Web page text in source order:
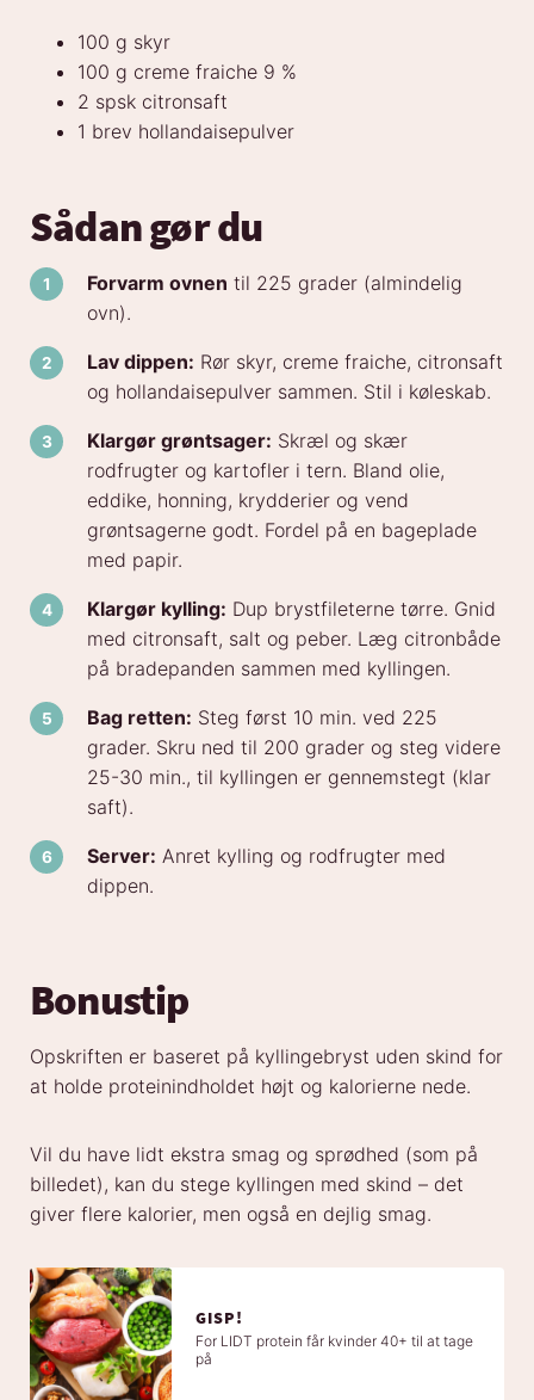
100 g skyr
100 g creme fraiche 9 %
2 spsk citronsaft
1 brev hollandaisepulver
Sådan gør du
Forvarm ovnen til 225 grader (almindelig
ovn).
Lav dippen: Rør skyr, creme fraiche, citronsaft
og hollandaisepulver sammen. Stil i køleskab.
Klargør grøntsager: Skræl og skær
rodfrugter og kartofler i tern. Bland olie,
eddike, honning, krydderier og vend
grøntsagerne godt. Fordel på en bageplade
med papir.
Klargør kylling: Dup brystfileterne tørre. Gnid
med citronsaft, salt og peber. Læg citronbåde
på bradepanden sammen med kyllingen.
Bag retten: Steg først 10 min. ved 225
grader. Skru ned til 200 grader og steg videre
25-30 min., til kyllingen er gennemstegt (klar
saft).
Server: Anret kylling og rodfrugter med
dippen.
Bonustip
Opskriften er baseret på kyllingebryst uden skind for
at holde proteinindholdet højt og kalorierne nede.
Vil du have lidt ekstra smag og sprødhed (som på
billedet), kan du stege kyllingen med skind – det
giver flere kalorier, men også en dejlig smag.
GISP!
For LIDT protein får kvinder 40+ til at tage
på